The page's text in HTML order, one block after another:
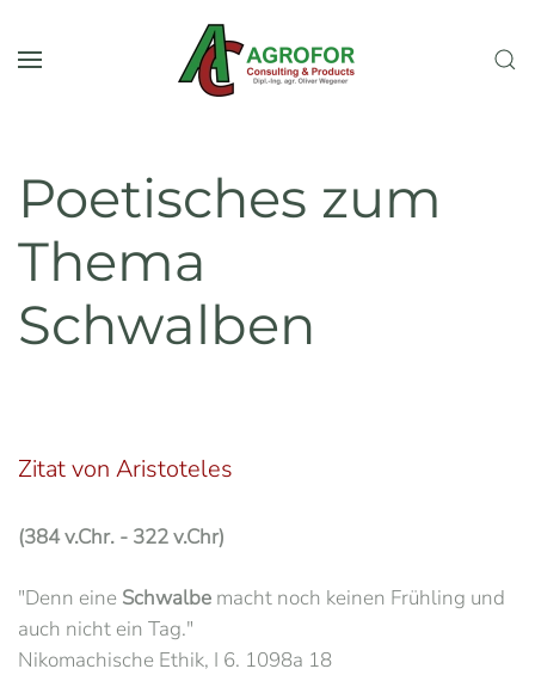
Skip to main content
Poetisches zum
Thema
Schwalben
Zitat von Aristoteles
(384 v.Chr. - 322 v.Chr)
"Denn eine Schwalbe macht noch keinen Frühling und
auch nicht ein Tag."
Nikomachische Ethik, I 6. 1098a 18